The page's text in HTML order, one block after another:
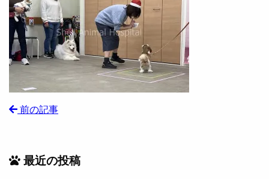
前の記事
最近の投稿